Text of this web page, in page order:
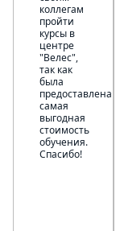
коллегам
пройти
курсы в
центре
"Велес",
так как
была
предоставлена
самая
выгодная
стоимость
обучения.
Спасибо!